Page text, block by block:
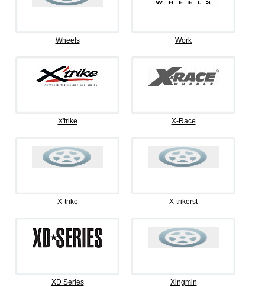
Wheels Work
X'trike X-Race
X-trike X-trikerst
XD Series Xingmin